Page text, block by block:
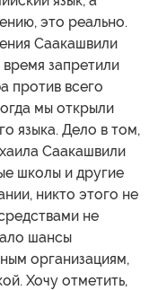
это реально.
Саакашвили
запретили
против всего
мы открыли
языка. Дело в том,
Саакашвили
школы и другие
никто этого не
не
шансы
организациям,
Хочу отметить,